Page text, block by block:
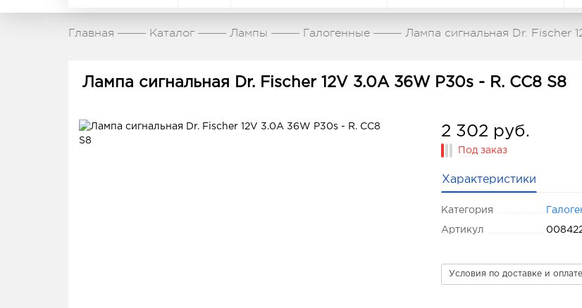
Главная Каталог Лампы Галогенные Лампа сигнальная Dr. Fischer
Лампа сигнальная Dr. Fischer 12V 3.0A 36W P30s - R. CC8 S8
2 302 руб.
Под заказ
Характеристики
Категория
Артикул
Условия по доставке и оплате